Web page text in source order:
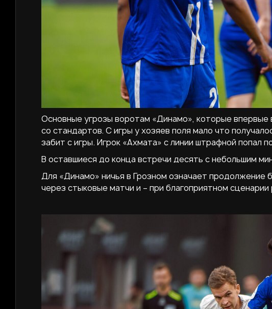
Основные угрозы воротам «Динамо», которые
со стандартов. С игры у хозяев поля мало что
забит с игры. Игрок «Ахмата» с линии штрафной попал
В оставшиеся до конца встречи десять с небольшим
Для «Динамо» ничья в Грозном означает
через стыковые матчи и – при благоприятном сценарии